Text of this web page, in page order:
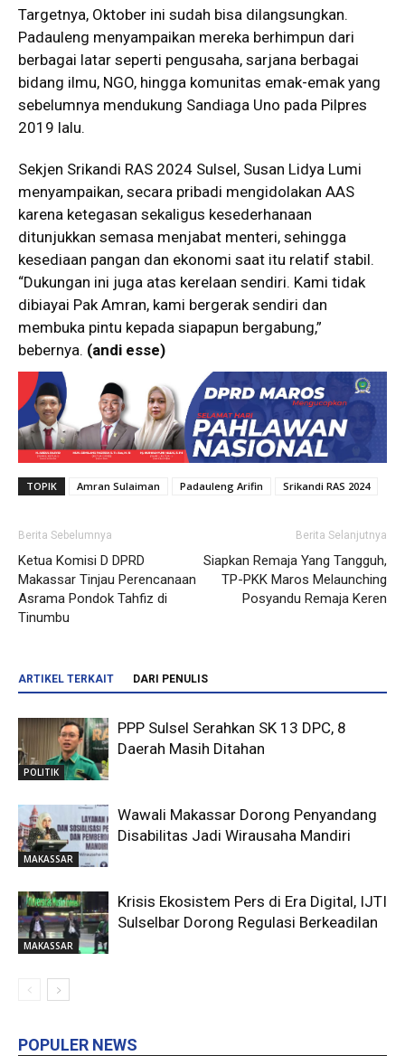
Targetnya, Oktober ini sudah bisa dilangsungkan.
Padauleng menyampaikan mereka berhimpun dari
berbagai latar seperti pengusaha, sarjana berbagai
bidang ilmu, NGO, hingga komunitas emak-emak yang
sebelumnya mendukung Sandiaga Uno pada Pilpres
2019 lalu.
Sekjen Srikandi RAS 2024 Sulsel, Susan Lidya Lumi
menyampaikan, secara pribadi mengidolakan AAS
karena ketegasan sekaligus kesederhanaan
ditunjukkan semasa menjabat menteri, sehingga
kesediaan pangan dan ekonomi saat itu relatif stabil.
“Dukungan ini juga atas kerelaan sendiri. Kami tidak
dibiayai Pak Amran, kami bergerak sendiri dan
membuka pintu kepada siapapun bergabung,”
bebernya. (andi esse)
TOPIK Amran Sulaiman Padauleng Arifin Srikandi RAS 2024
Berita Sebelumnya
Ketua Komisi D DPRD
Makassar Tinjau Perencanaan
Asrama Pondok Tahfiz di
Tinumbu
Berita Selanjutnya
Siapkan Remaja Yang Tangguh,
TP-PKK Maros Melaunching
Posyandu Remaja Keren
ARTIKEL TERKAIT DARI PENULIS
POLITIK
PPP Sulsel Serahkan SK 13 DPC, 8
Daerah Masih Ditahan
MAKASSAR
Wawali Makassar Dorong Penyandang
Disabilitas Jadi Wirausaha Mandiri
MAKASSAR
Krisis Ekosistem Pers di Era Digital, IJTI
Sulselbar Dorong Regulasi Berkeadilan
POPULER NEWS